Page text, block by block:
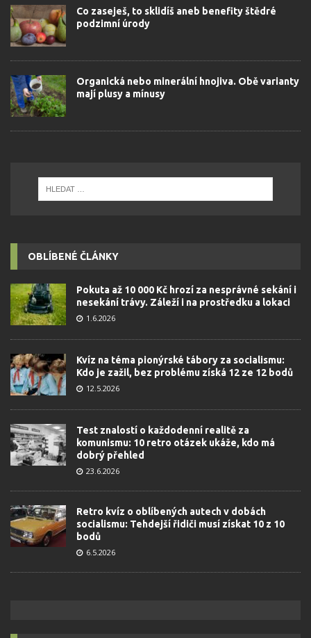
Co zaseješ, to sklidíš aneb benefity štědré
podzimní úrody
Organická nebo minerální hnojiva. Obě varianty
mají plusy a mínusy
OBLÍBENÉ ČLÁNKY
Pokuta až 10 000 Kč hrozí za nesprávné sekání i
nesekání trávy. Záleží i na prostředku a lokaci
1.6.2026
Kvíz na téma pionýrské tábory za socialismu:
Kdo je zažil, bez problému získá 12 ze 12 bodů
12.5.2026
Test znalostí o každodenní realitě za
komunismu: 10 retro otázek ukáže, kdo má
dobrý přehled
23.6.2026
Retro kvíz o oblíbených autech v dobách
socialismu: Tehdejší řidiči musí získat 10 z 10
bodů
6.5.2026